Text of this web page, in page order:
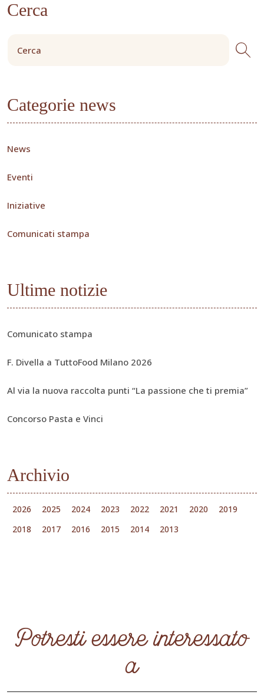
Cerca
Categorie news
News
Eventi
Iniziative
Comunicati stampa
Ultime notizie
Comunicato stampa
F. Divella a TuttoFood Milano 2026
Al via la nuova raccolta punti “La passione che ti premia”
Concorso Pasta e Vinci
Archivio
2026 2025 2024 2023 2022 2021 2020
2019
2018
2017 2016 2015 2014 2013
Potresti essere interessato
a